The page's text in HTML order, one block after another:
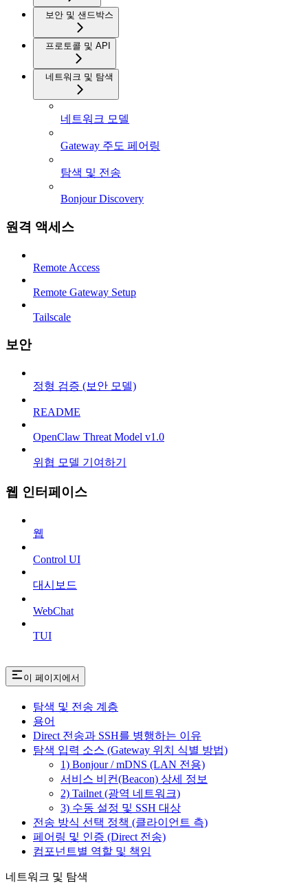
보안 및 샌드박스
프로토콜 및 API
네트워크 및 탐색
네트워크 모델
Gateway 주도 페어링
탐색 및 전송
Bonjour Discovery
원격 액세스
Remote Access
Remote Gateway Setup
Tailscale
보안
정형 검증 (보안 모델)
README
OpenClaw Threat Model v1.0
위협 모델 기여하기
웹 인터페이스
웹
Control UI
대시보드
WebChat
TUI
이 페이지에서
탐색 및 전송 계층
용어
Direct 전송과 SSH를 병행하는 이유
탐색 입력 소스 (Gateway 위치 식별 방법)
1) Bonjour / mDNS (LAN 전용)
서비스 비컨(Beacon) 상세 정보
2) Tailnet (광역 네트워크)
3) 수동 설정 및 SSH 대상
전송 방식 선택 정책 (클라이언트 측)
페어링 및 인증 (Direct 전송)
컴포넌트별 역할 및 책임
네트워크 및 탐색